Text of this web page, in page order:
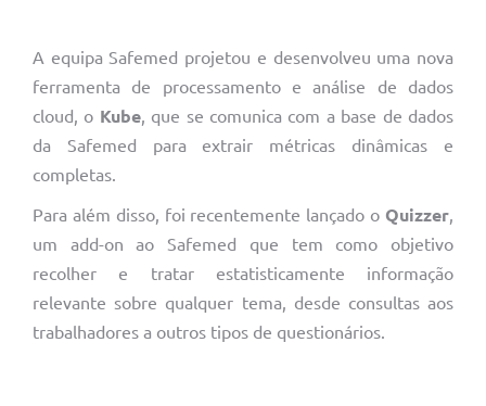
A equipa Safemed projetou e desenvolveu uma nova
ferramenta de processamento e análise de dados
cloud, o Kube, que se comunica com a base de dados
da Safemed para extrair métricas dinâmicas e
completas.
Para além disso, foi recentemente lançado o Quizzer
um add-on ao Safemed que tem como objetivo
recolher e tratar estatisticamente informação
relevante sobre qualquer tema, desde consultas aos
trabalhadores a outros tipos de questionários.